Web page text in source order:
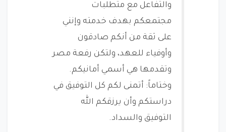
والتفاعل مع متطلبات
مجتمعكم بهدف خدمته وإنني
على ثقة من أنكم صادقون
وأوفياء للعهد، ولتكن رفعة مصر
وتقدمها هي أسمي أمانيكم.
وختاماً: أتمنى لكم كل التوفيق في
دراستكم وأن يرزقكم الله
التوفيق والسداد.